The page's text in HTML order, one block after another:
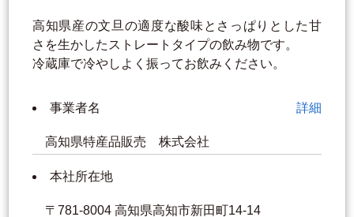
高知県産の文旦の適度な酸味とさっぱりとした甘
さを生かしたストレートタイプの飲み物です。
冷蔵庫で冷やしよく振ってお飲みください。
事業者名 詳細
高知県特産品販売 株式会社
本社所在地
〒781-8004 高知県高知市新田町14-14